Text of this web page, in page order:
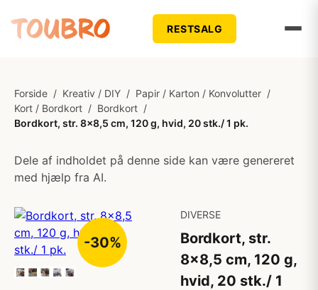
RESTSALG
Forside / Kreativ / DIY / Papir / Karton / Konvolutter /
Kort / Bordkort / Bordkort /
Bordkort, str. 8x8,5 cm, 120 g, hvid, 20 stk./ 1 pk.
Dele af indholdet på denne side kan være genereret
med hjælp fra AI.
-30%
DIVERSE
Bordkort, str.
8x8,5 cm, 120 g,
hvid, 20 stk./ 1